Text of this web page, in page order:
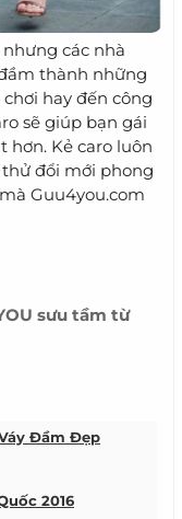
các nhà
thành những
hay đến công
sẽ giúp bạn gái
hơn. Kẻ caro luôn
đổi mới phong
Guu4you.com
sưu tầm từ
Đầm Đẹp
2016